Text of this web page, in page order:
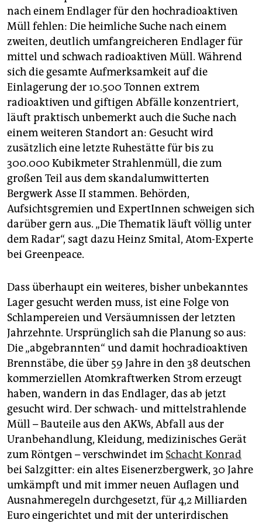
nach einem Endlager für den hochradioaktiven
Müll fehlen: Die heimliche Suche nach einem
zweiten, deutlich umfangreicheren Endlager für
mittel und schwach radioaktiven Müll. Während
sich die gesamte Aufmerksamkeit auf die
Einlagerung der 10.500 Tonnen extrem
radioaktiven und giftigen Abfälle konzen­triert,
läuft praktisch unbemerkt auch die Suche nach
einem weiteren Standort an: Gesucht wird
zusätzlich eine letzte Ruhestätte für bis zu
300.000 Kubikmeter Strahlenmüll, die zum
großen Teil aus dem skandalumwitterten
Bergwerk Asse II stammen. Behörden,
Aufsichtsgremien und ExpertInnen schweigen sich
darüber gern aus. „Die Thematik läuft völlig unter
dem Radar“, sagt dazu Heinz Smital, Atom-Experte
bei Greenpeace.
Dass überhaupt ein weiteres, bisher unbekanntes
Lager gesucht werden muss, ist eine Folge von
Schlampereien und Versäumnissen der letzten
Jahrzehnte. Ursprünglich sah die Planung so aus:
Die „abgebrannten“ und damit hochradioaktiven
Brennstäbe, die über 59 Jahre in den 38 deutschen
kommerziellen Atomkraftwerken Strom erzeugt
haben, wandern in das Endlager, das ab jetzt
gesucht wird. Der schwach- und mittelstrahlende
Müll – Bauteile aus den AKWs, Abfall aus der
Uranbehandlung, Kleidung, medizinisches Gerät
zum Röntgen – verschwindet im Schacht Konrad
bei Salzgitter: ein altes Eisenerzbergwerk, 30 Jahre
umkämpft und mit immer neuen Auflagen und
Ausnahmeregeln durchgesetzt, für 4,2 Milliarden
Euro eingerichtet und mit der unterirdischen